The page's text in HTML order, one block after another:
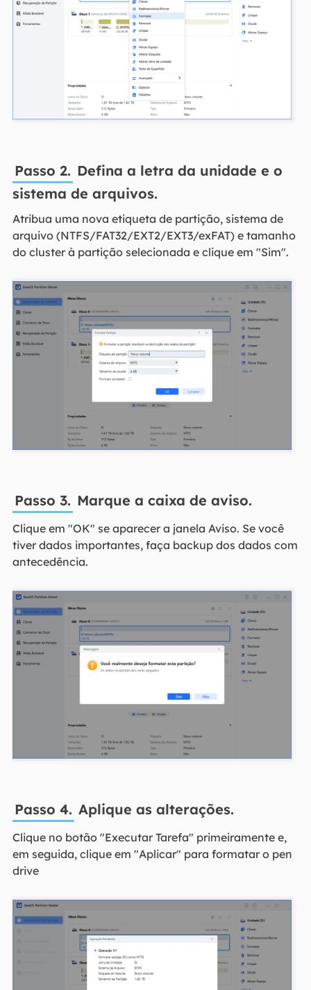
Passo 2. Defina a letra da unidade e o
sistema de arquivos.
Atribua uma nova etiqueta de partição, sistema de
arquivo (NTFS/FAT32/EXT2/EXT3/exFAT) e tamanho
do cluster à partição selecionada e clique em "Sim".
Passo 3. Marque a caixa de aviso.
Clique em "OK" se aparecer a janela Aviso. Se você
tiver dados importantes, faça backup dos dados com
antecedência.
Passo 4. Aplique as alterações.
Clique no botão "Executar Tarefa" primeiramente e,
em seguida, clique em "Aplicar" para formatar o pen
drive